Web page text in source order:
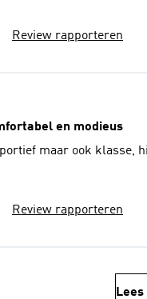
Review rapporteren
en modieus
maar ook klasse,
Review rapporteren